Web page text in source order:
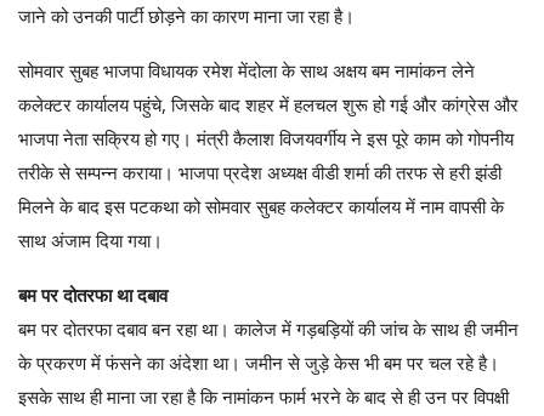
जाने को उनकी पार्टी छोड़ने का कारण माना जा रहा है।
सोमवार सुबह भाजपा विधायक रमेश मेंदोला के साथ अक्षय बम नामांकन लेने
कलेक्टर कार्यालय पहुंचे, जिसके बाद शहर में हलचल शुरू हो गई और कांग्रेस और
भाजपा नेता सक्रिय हो गए। मंत्री कैलाश विजयवर्गीय ने इस पूरे काम को गोपनीय
तरीके से सम्पन्न कराया। भाजपा प्रदेश अध्यक्ष वीडी शर्मा की तरफ से हरी झंडी
मिलने के बाद इस पटकथा को सोमवार सुबह कलेक्टर कार्यालय में नाम वापसी के
साथ अंजाम दिया गया।
बम पर दोतरफा था दबाव
बम पर दोतरफा दबाव बन रहा था। कालेज में गड़बड़ियों की जांच के साथ ही जमीन
के प्रकरण में फंसने का अंदेशा था। जमीन से जुड़े केस भी बम पर चल रहे है।
इसके साथ ही माना जा रहा है कि नामांकन फार्म भरने के बाद से ही उन पर विपक्षी